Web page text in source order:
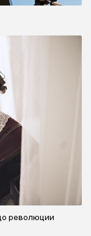
революции